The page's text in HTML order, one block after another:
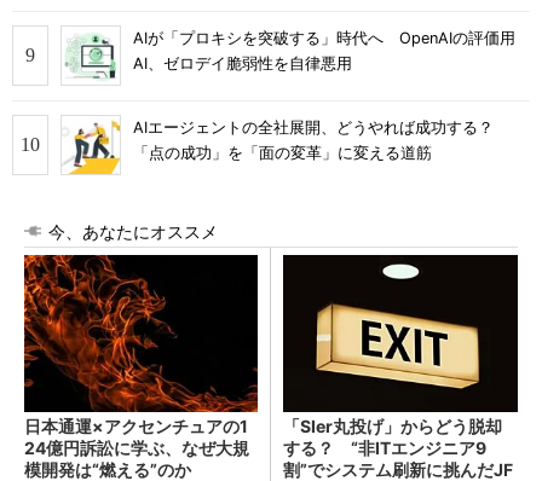
AIが「プロキシを突破する」時代へ OpenAIの評価用
AI、ゼロデイ脆弱性を自律悪用
AIエージェントの全社展開、どうやれば成功する？
「点の成功」を「面の変革」に変える道筋
今、あなたにオススメ
日本通運×アクセンチュアの1
24億円訴訟に学ぶ、なぜ大規
模開発は“燃える”のか
「SIer丸投げ」からどう脱却
する？ “非ITエンジニア9
割”でシステム刷新に挑んだJF